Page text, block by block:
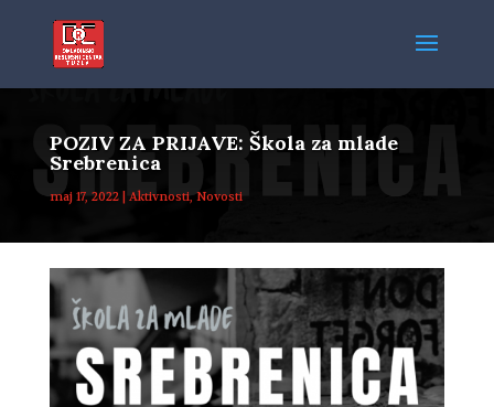
POZIV ZA PRIJAVE: Škola za mlade
Srebrenica
maj 17, 2022| Aktivnosti,Novosti